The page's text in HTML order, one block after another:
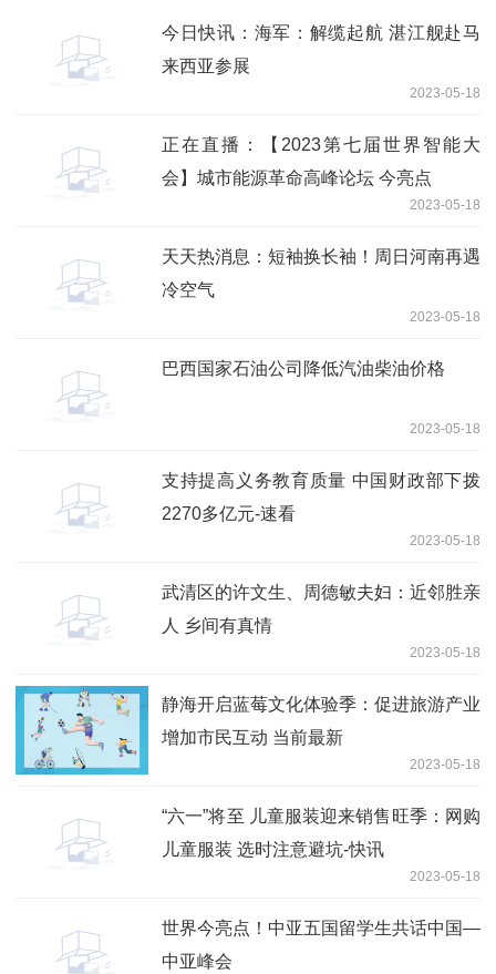
今日快讯：海军：解缆起航 湛江舰赴马
来西亚参展
2023-05-18
正在直播：【2023第七届世界智能大
会】城市能源革命高峰论坛 今亮点
2023-05-18
天天热消息：短袖换长袖！周日河南再遇
冷空气
2023-05-18
巴西国家石油公司降低汽油柴油价格
2023-05-18
支持提高义务教育质量 中国财政部下拨
2270多亿元-速看
2023-05-18
武清区的许文生、周德敏夫妇：近邻胜亲
人 乡间有真情
2023-05-18
静海开启蓝莓文化体验季：促进旅游产业
增加市民互动 当前最新
2023-05-18
“六一”将至 儿童服装迎来销售旺季：网购
儿童服装 选时注意避坑-快讯
2023-05-18
世界今亮点！中亚五国留学生共话中国—
中亚峰会